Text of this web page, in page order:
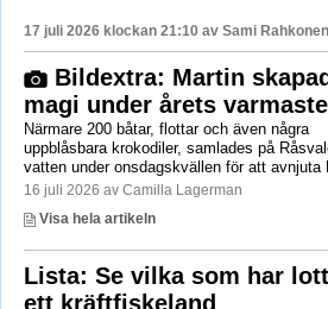
17 juli 2026 klockan 21:10 av Sami Rahkonen
Bildextra: Martin
magi under årets varmaste
Närmare 200 båtar, flottar och även några
uppblåsbara krokodiler, samlades på
vatten under onsdagskvällen för att avnjuta
16 juli 2026 av Camilla Lagerman
Visa hela artikeln
Lista: Se vilka som har
ett kräftfiskeland